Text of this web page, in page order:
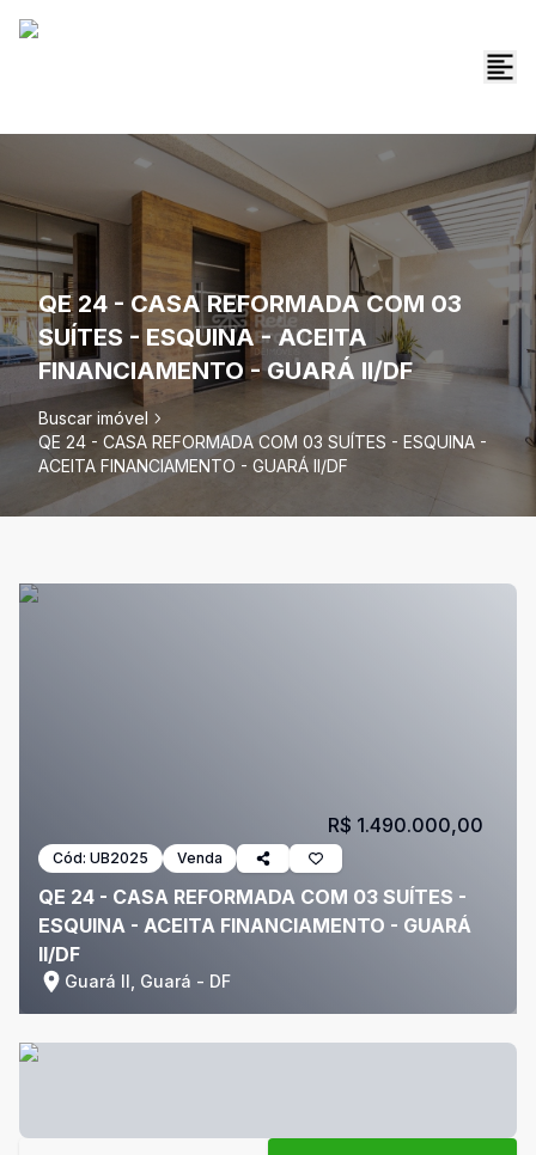
QE 24 - CASA REFORMADA COM 03
SUÍTES - ESQUINA - ACEITA
FINANCIAMENTO - GUARÁ II/DF
Buscar imóvel
QE 24 - CASA REFORMADA COM 03 SUÍTES - ESQUINA -
ACEITA FINANCIAMENTO - GUARÁ II/DF
Cód: UB2025 Venda
QE 24 - CASA REFORMADA COM 03 SUÍTES -
ESQUINA - ACEITA FINANCIAMENTO - GUARÁ
II/DF
Guará II, Guará - DF
R$ 1.490.000,00